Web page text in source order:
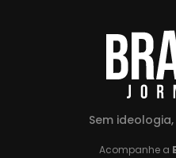
Sem
Acompanhe a